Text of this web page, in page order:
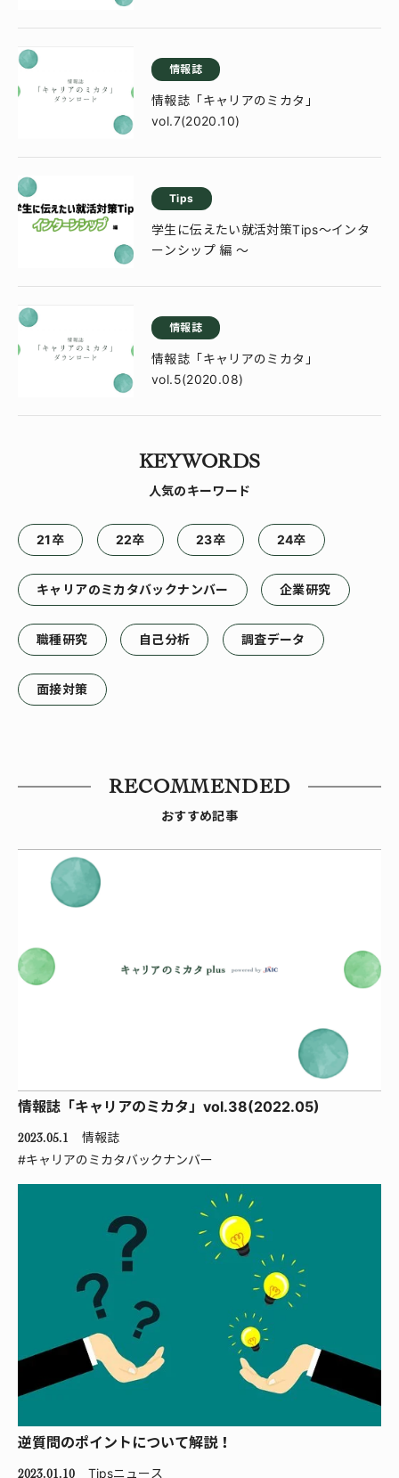
情報誌
情報誌「キャリアのミカタ」
vol.7(2020.10)
Tips
学生に伝えたい就活対策Tips～インタ
ーンシップ 編 ～
情報誌
情報誌「キャリアのミカタ」
vol.5(2020.08)
KEYWORDS
人気のキーワード
21卒 22卒 23卒 24卒
キャリアのミカタバックナンバー 企業研究
職種研究 自己分析 調査データ
面接対策
RECOMMENDED
おすすめ記事
情報誌「キャリアのミカタ」vol.38(2022.05)
2023.05.1
情報誌
#キャリアのミカタバックナンバー
逆質問のポイントについて解説！
2023.01.10 Tipsニュース